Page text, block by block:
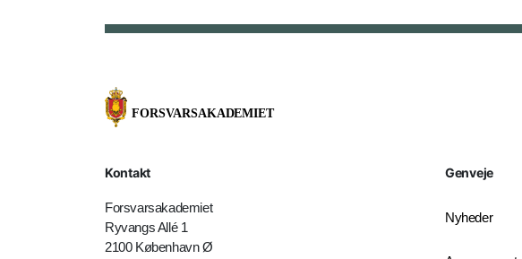
Kontakt
Forsvarsakademiet
Ryvangs Allé 1
2100 København Ø
Genveje
Nyheder